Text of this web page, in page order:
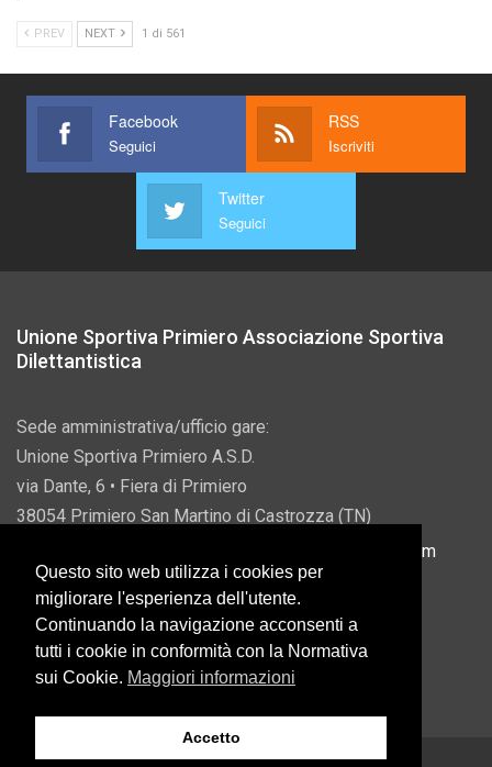
PREV NEXT 1 di 561
Facebook
Seguici
RSS
Iscriviti
Twitter
Seguici
Unione Sportiva Primiero Associazione Sportiva
Dilettantistica
Sede amministrativa/ufficio gare:
Unione Sportiva Primiero A.S.D.
via Dante, 6 • Fiera di Primiero
38054 Primiero San Martino di Castrozza (TN)
info@usprimiero.com
Vantaggi da Pubblica Amministrazione
Questo sito web utilizza i cookies per
migliorare l'esperienza dell'utente.
Continuando la navigazione acconsenti a
tutti i cookie in conformità con la Normativa
sui Cookie. Maggiori informazioni
Accetto